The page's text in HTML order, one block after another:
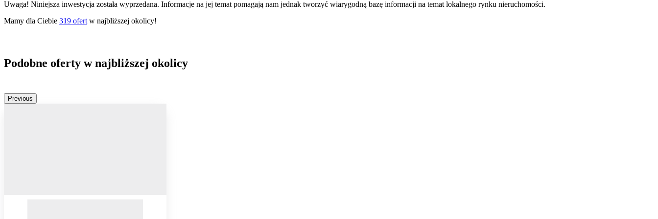
Uwaga! Niniejsza inwestycja została wyprzedana. Informacje na jej temat pomagają nam jednak tworzyć wiarygodną bazę informacji na temat lokalnego rynku nieruchomości.
Mamy dla Ciebie 319 ofert w najbliższej okolicy!
Podobne oferty w najbliższej okolicy
Previous